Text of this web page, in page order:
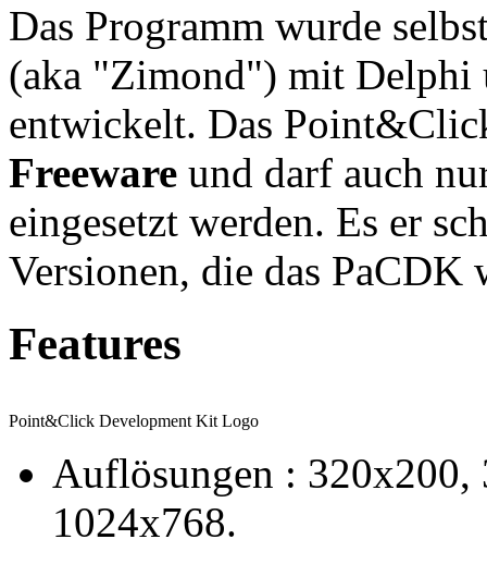
Das Programm wurde
(aka "Zimond") mit Delphi
entwickelt. Das
Freeware und darf auch
eingesetzt werden. Es er
Versionen, die das PaCDK
Features
Point&Click Development Kit Logo
Auflösungen :
1024x768.